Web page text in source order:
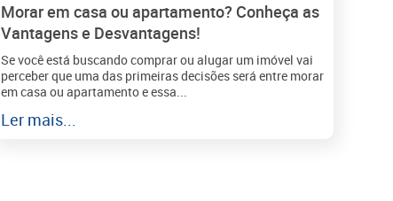
Morar em casa ou apartamento? Conheça as
Vantagens e Desvantagens!
Se você está buscando comprar ou alugar um imóvel vai
perceber que uma das primeiras decisões será entre morar
em casa ou apartamento e essa...
Ler mais...